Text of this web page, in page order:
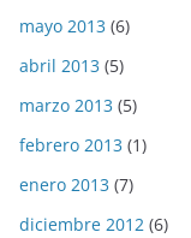
mayo 2013 (6)
abril 2013 (5)
marzo 2013 (5)
febrero 2013 (1)
enero 2013 (7)
diciembre 2012 (6)